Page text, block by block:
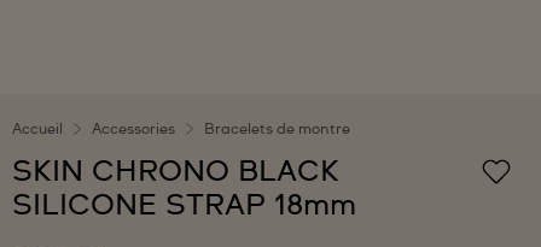
Accueil Accessories Bracelets de montre
SKIN CHRONO BLACK
SILICONE STRAP 18mm